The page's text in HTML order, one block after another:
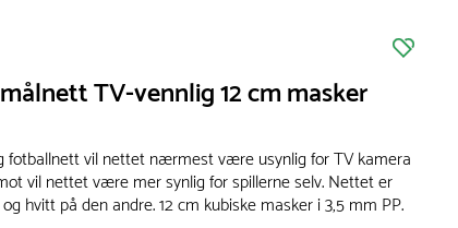
TV-vennlig 12 cm masker
fotballnett vil nettet nærmest være usynlig for TV kamera
vil nettet være mer synlig for spillerne selv. Nettet er
hvitt på den andre. 12 cm kubiske masker i 3,5 mm PP.